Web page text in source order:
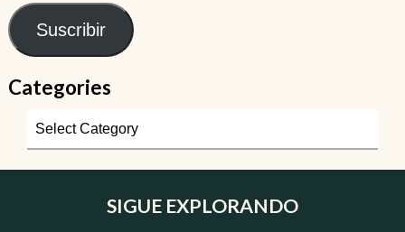
Suscribir
Categories
SIGUE EXPLORANDO